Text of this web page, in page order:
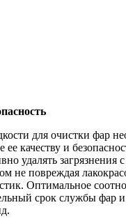
для очистки фар
ее качеству и
удалять загрязнения
не повреждая
Оптимальное
срок службы фар